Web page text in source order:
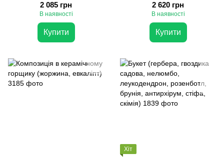
2 085 грн
В наявності
Купити
2 620 грн
В наявності
Купити
Хіт